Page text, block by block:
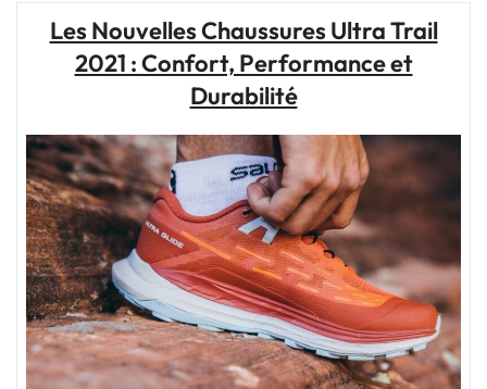
trail
:
l’essentiel
pour
vos
aventures
en
pleine
nature"
Les Nouvelles Chaussures Ultra Trail
2021 : Confort, Performance et
Durabilité